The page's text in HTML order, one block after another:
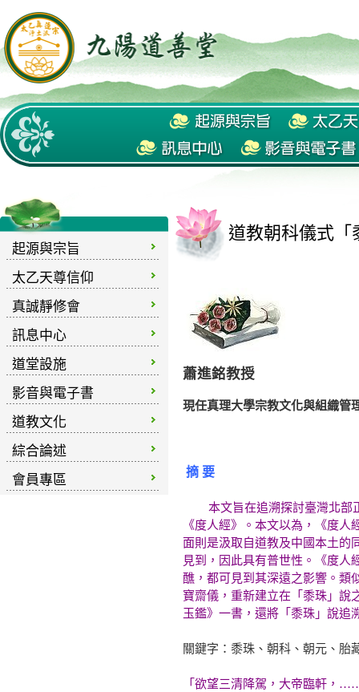
起源與宗旨
太乙天尊信仰
真誠靜修會
訊息中心
道堂設施
影音與電子書
道教文化
綜合論述
會員專區
道教朝科儀式「
蕭進銘教授
現任真理大學宗教文化與組織管
摘 要
本文旨在追溯探討臺灣北部
《度人經》。本文以為，《度
面則是汲取自道教及中國本土的
見到，因此具有普世性。《度人
醮，都可見到其深遠之影響。類
寶齋儀，重新建立在「黍珠」說
玉鑑》一書，還將「黍珠」說追
關鍵字：黍珠、朝科、朝元、胎
「欲望三清降駕，大帝臨軒，